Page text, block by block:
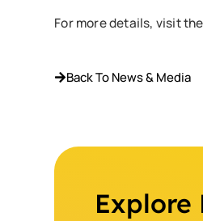
For more details, visit
Back To News & Media
Explore